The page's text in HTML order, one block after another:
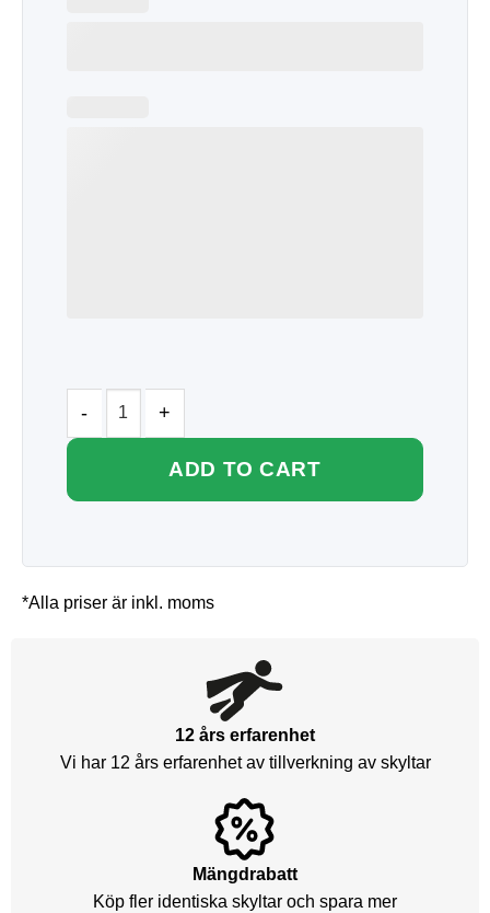
ADD TO CART
*Alla priser är inkl. moms
12 års erfarenhet
Vi har 12 års erfarenhet av tillverkning av skyltar
Mängdrabatt
Köp fler identiska skyltar och spara mer